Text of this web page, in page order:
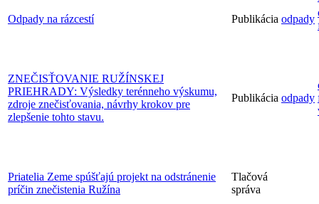
Odpady na rázcestí
Publikácia odpady
ZNEČISŤOVANIE RUŽÍNSKEJ
PRIEHRADY: Výsledky terénneho výskumu,
zdroje znečisťovania, návrhy krokov pre
zlepšenie tohto stavu.
Publikácia odpady
Priatelia Zeme spúšťajú projekt na odstránenie
príčin znečistenia Ružína
Tlačová
správa